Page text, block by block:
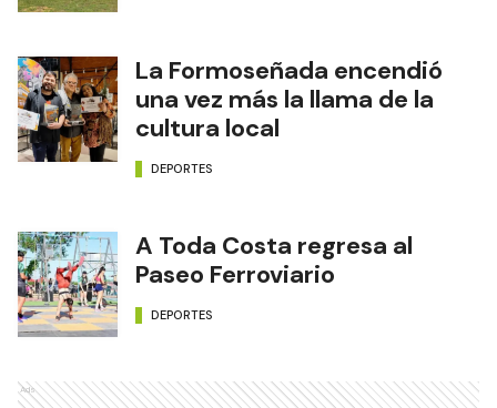
La Formoseñada encendió
una vez más la llama de la
cultura local
DEPORTES
A Toda Costa regresa al
Paseo Ferroviario
DEPORTES
Ads